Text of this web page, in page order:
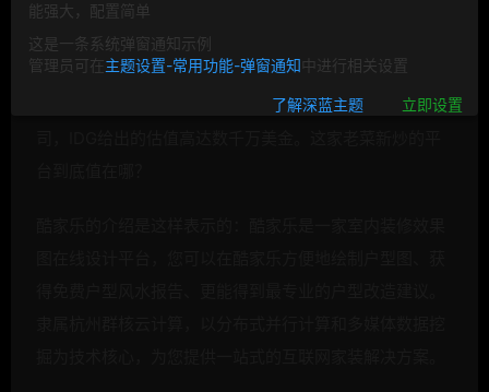
在装修设计软件大类里面今年出现了一家叫酷家乐的公
能强大，配置简单
这是一条系统弹窗通知示例
管理员可在主题设置-常用功能-弹窗通知中进行相关设置
了解深蓝主题 立即设置